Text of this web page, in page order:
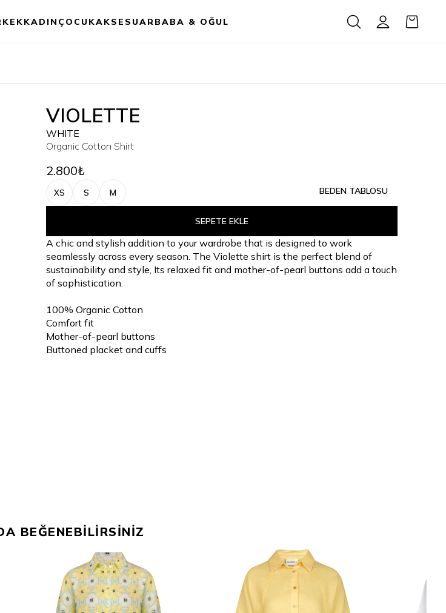
KADIN ÇOCUKAKSESUAR BABA & OĞUL
VIOLETTE
WHITE
Organic Cotton Shirt
2.800₺
XS S M BEDEN TABLOSU
SEPETE EKLE
A chic and stylish addition to your wardrobe that is designed to work
seamlessly across every season. The Violette shirt is the perfect blend of
sustainability and style, Its relaxed fit and mother-of-pearl buttons add a touch
of sophistication.
100% Organic Cotton
Comfort fit
Mother-of-pearl buttons
Buttoned placket and cuffs
BEĞENEBİLİRSİNİZ